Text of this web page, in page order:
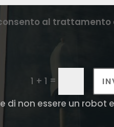
al trattamento
1 + 1 =
di non essere un robot